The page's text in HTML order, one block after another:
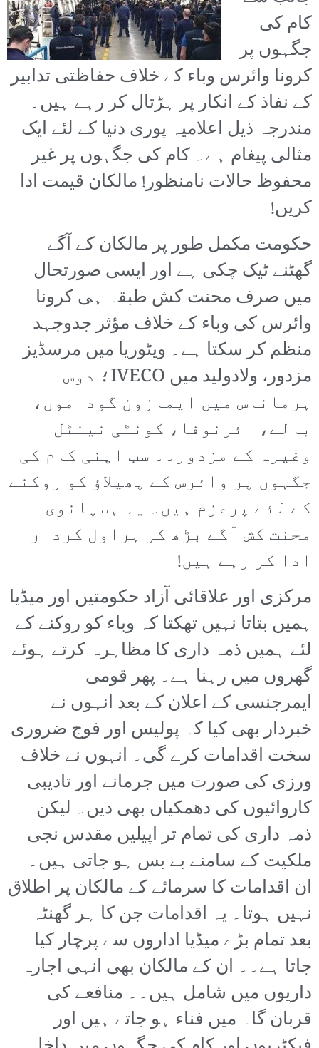
کام کی
جگہوں پر
کرونا وائرس وباء کے خلاف حفاظتی تدابیر
کے نفاذ کے انکار پر ہڑتال کر رہے ہیں۔
مندرجہ ذیل اعلامیہ پوری دنیا کے لئے ایک
مثالی پیغام ہے۔ کام کی جگہوں پر غیر
محفوظ حالات نامنظور! مالکان قیمت ادا
کریں!
حکومت مکمل طور پر مالکان کے آگے
گھٹنے ٹیک چکی ہے اور ایسی صورتحال
میں صرف محنت کش طبقہ ہی کرونا
وائرس کی وباء کے خلاف مؤثر جدوجہد
منظم کر سکتا ہے۔ ویٹوریا میں مرسڈیز
مزدور، ولادولید میں IVECO؛ دوس
ہرماناس میں ایمازون گوداموں،
بالے، ائرنوفا، کونٹی نینٹل
وغیرہ کے مزدور۔۔ سب اپنی کام کی
جگہوں پر وائرس کے پھیلاؤ کو روکنے
کے لئے پرعزم ہیں۔ یہ ہسپانوی
محنت کش آگے بڑھ کر ہراول کردار
ادا کر رہے ہیں!
مرکزی اور علاقائی آزاد حکومتیں اور میڈیا
ہمیں بتاتا نہیں تھکتا کہ وباء کو روکنے کے
لئے ہمیں ذمہ داری کا مظاہرہ کرتے ہوئے
گھروں میں رہنا ہے۔ پھر قومی
ایمرجنسی کے اعلان کے بعد انہوں نے
خبردار بھی کیا کہ پولیس اور فوج ضروری
سخت اقدامات کرے گی۔ انہوں نے خلاف
ورزی کی صورت میں جرمانے اور تادیبی
کاروائیوں کی دھمکیاں بھی دیں۔ لیکن
ذمہ داری کی تمام تر اپیلیں مقدس نجی
ملکیت کے سامنے بے بس ہو جاتی ہیں۔
ان اقدامات کا سرمائے کے مالکان پر اطلاق
نہیں ہوتا۔ یہ اقدامات جن کا ہر گھنٹہ
بعد تمام بڑے میڈیا اداروں سے پرچار کیا
جاتا ہے۔۔ ان کے مالکان بھی انہی اجارہ
داریوں میں شامل ہیں۔۔ منافعے کی
قربان گاہ میں فناء ہو جاتے ہیں اور